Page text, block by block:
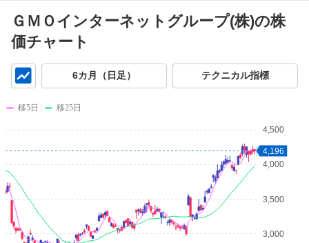
ＧＭＯインターネットグループ(株)の株
価チャート
6カ月（日足） テクニカル指標
3,000
3,500
4,000
4,500
4,196
移5日 移25日